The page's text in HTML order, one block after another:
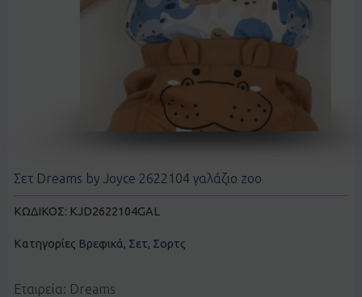
Σετ Dreams by Joyce 2622104 γαλάζιο zoo
ΚΩΔΙΚΟΣ: KJD2622104GAL
Κατηγορίες Βρεφικά, Σετ, Σορτς
Εταιρεία: Dreams